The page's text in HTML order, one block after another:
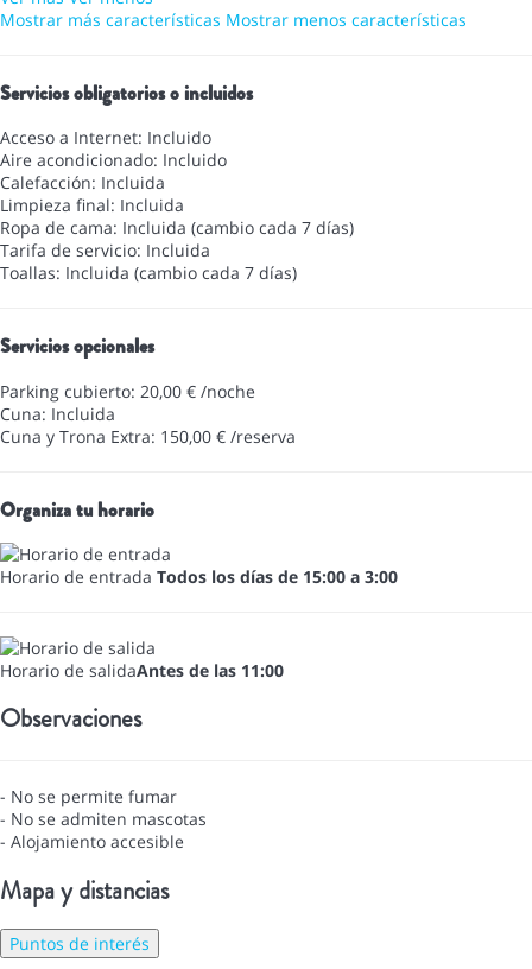
Mostrar más características Mostrar menos características
Servicios obligatorios o incluidos
Acceso a Internet: Incluido
Aire acondicionado: Incluido
Calefacción: Incluida
Limpieza final: Incluida
Ropa de cama: Incluida (cambio cada 7 días)
Tarifa de servicio: Incluida
Toallas: Incluida (cambio cada 7 días)
Servicios opcionales
Parking cubierto: 20,00 € /noche
Cuna: Incluida
Cuna y Trona Extra: 150,00 € /reserva
Organiza tu horario
Horario de entrada Todos los días de 15:00 a 3:00
Horario de salidaAntes de las 11:00
Observaciones
- No se permite fumar
- No se admiten mascotas
- Alojamiento accesible
Mapa y distancias
Puntos de interés